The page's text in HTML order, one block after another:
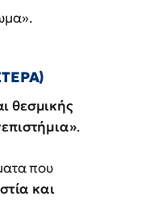
θεσμικής
.
που
και